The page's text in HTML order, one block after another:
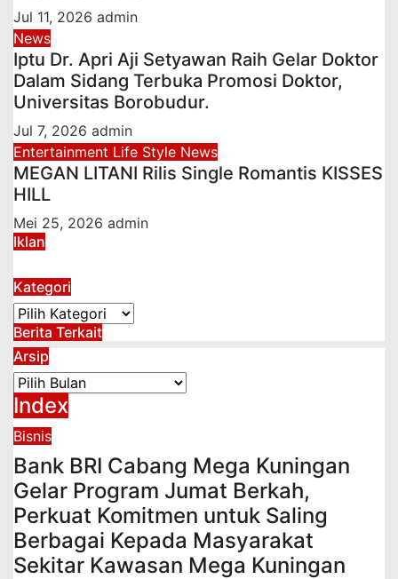
Jul 11, 2026 admin
News
Iptu Dr. Apri Aji Setyawan Raih Gelar Doktor
Dalam Sidang Terbuka Promosi Doktor,
Universitas Borobudur.
Jul 7, 2026 admin
Entertainment Life Style News
MEGAN LITANI Rilis Single Romantis KISSES
HILL
Mei 25, 2026 admin
Iklan
Kategori
Kategori
Berita Terkait
Arsip
Arsip
Index
Bisnis
Bank BRI Cabang Mega Kuningan
Gelar Program Jumat Berkah,
Perkuat Komitmen untuk Saling
Berbagai Kepada Masyarakat
Sekitar Kawasan Mega Kuningan